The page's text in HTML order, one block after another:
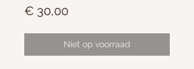
€ 30,00Prijs
Niet op voorraad